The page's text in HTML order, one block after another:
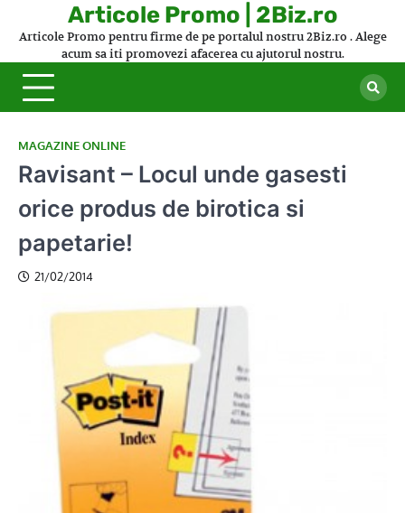
Articole Promo | 2Biz.ro
Articole Promo pentru firme de pe portalul nostru 2Biz.ro . Alege
acum sa iti promovezi afacerea cu ajutorul nostru.
MAGAZINE ONLINE
Ravisant – Locul unde gasesti
orice produs de birotica si
papetarie!
21/02/2014